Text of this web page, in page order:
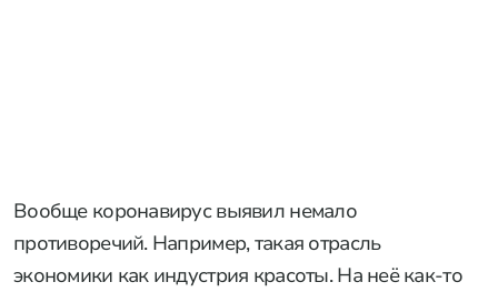
Вообще коронавирус выявил немало
противоречий. Например, такая отрасль
экономики как индустрия красоты. На неё как-то